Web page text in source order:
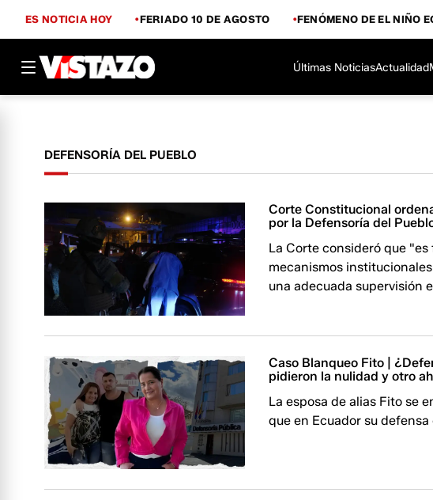
ES NOTICIA HOY FERIADO 10 DE AGOSTO FENÓMENO DE EL NIÑO
Últimas NoticiasActualidad
DEFENSORÍA DEL PUEBLO
Corte Constitucional
por la Defensoría del
La Corte consideró que
mecanismos
una adecuada supervisión
Caso Blanqueo Fito |
pidieron la nulidad y otro
La esposa de alias Fito se
que en Ecuador su